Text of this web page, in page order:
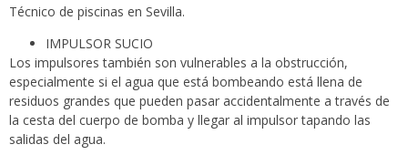
Técnico de piscinas en Sevilla.
IMPULSOR SUCIO
Los impulsores también son vulnerables a la obstrucción,
especialmente si el agua que está bombeando está llena de
residuos grandes que pueden pasar accidentalmente a través de
la cesta del cuerpo de bomba y llegar al impulsor tapando las
salidas del agua.